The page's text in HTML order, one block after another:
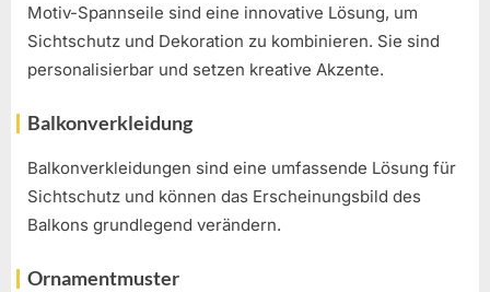
Motiv-Spannseile sind eine innovative Lösung, um
Sichtschutz und Dekoration zu kombinieren. Sie sind
personalisierbar und setzen kreative Akzente.
Balkonverkleidung
Balkonverkleidungen sind eine umfassende Lösung für
Sichtschutz und können das Erscheinungsbild des
Balkons grundlegend verändern.
Ornamentmuster